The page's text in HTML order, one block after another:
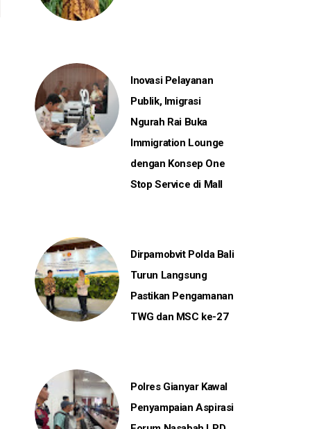
Inovasi Pelayanan
Publik, Imigrasi
Ngurah Rai Buka
Immigration Lounge
dengan Konsep One
Stop Service di Mall
Dirpamobvit Polda Bali
Turun Langsung
Pastikan Pengamanan
TWG dan MSC ke-27
Polres Gianyar Kawal
Penyampaian Aspirasi